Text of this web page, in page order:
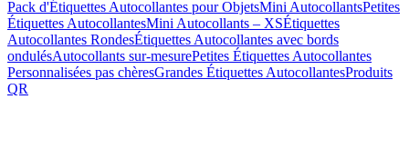
Pack d'Étiquettes Autocollantes pour ObjetsMini AutocollantsPetites
Étiquettes AutocollantesMini Autocollants – XSÉtiquettes
Autocollantes RondesÉtiquettes Autocollantes avec bords
ondulésAutocollants sur-mesurePetites Étiquettes Autocollantes
Personnalisées pas chèresGrandes Étiquettes AutocollantesProduits
QR